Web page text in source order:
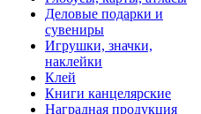
Деловые подарки и
сувениры
Игрушки, значки,
наклейки
Клей
Книги канцелярские
Наградная продукция